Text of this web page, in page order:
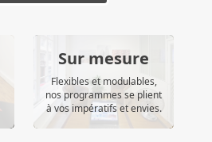
Sur mesure
Flexibles et modulables,
nos programmes se plient
à vos impératifs et envies.